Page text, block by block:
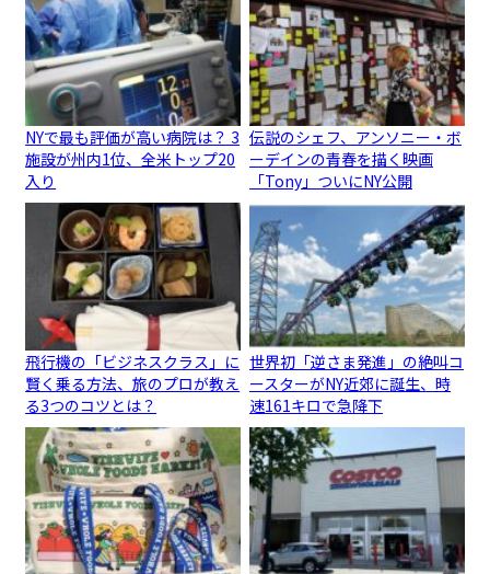
NYで最も評価が高い病院は？ 3
施設が州内1位、全米トップ20
入り
伝説のシェフ、アンソニー・ボ
ーデインの青春を描く映画
「Tony」ついにNY公開
飛行機の「ビジネスクラス」に
賢く乗る方法、旅のプロが教え
る3つのコツとは？
世界初「逆さま発進」の絶叫コ
ースターがNY近郊に誕生、時
速161キロで急降下